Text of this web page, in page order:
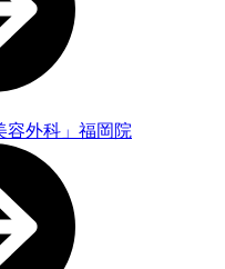
容外科」福岡院